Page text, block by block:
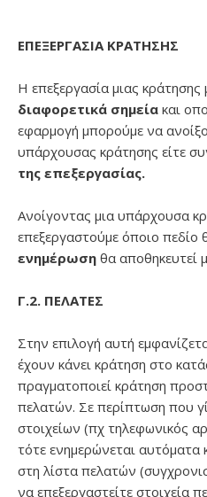
ΕΠΕΞΕΡΓΑΣΙΑ ΚΡΑΤΗΣΗΣ
Η επεξεργασία μιας κράτησης
διαφορετικά σημεία και
εφαρμογή μπορούμε να
υπάρχουσας κράτησης είτε
της επεξεργασίας.
Ανοίγοντας μια υπάρχουσα
επεξεργαστούμε όποιο πεδίο
ενημέρωση θα αποθηκευτεί
Γ.2. ΠΕΛΑΤΕΣ
Στην επιλογή αυτή
έχουν κάνει κράτηση στο
πραγματοποιεί κράτηση
πελατών. Σε περίπτωση που
στοιχείων (πχ τηλεφωνικός
τότε ενημερώνεται αυτόματα
στη λίστα πελατών
να επεξεργαστείτε στοιχεία